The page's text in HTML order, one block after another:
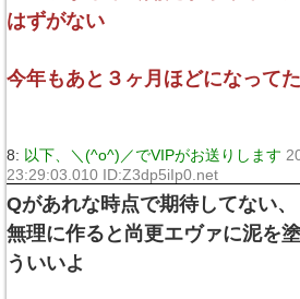
はずがない
今年もあと３ヶ月ほどになってた
8: 以下、＼(^o^)／でVIPがお送りします
23:29:03.010 ID:Z3dp5iIp0.net
Qがあれな時点で期待してない、
無理に作ると尚更エヴァに泥を
ういいよ